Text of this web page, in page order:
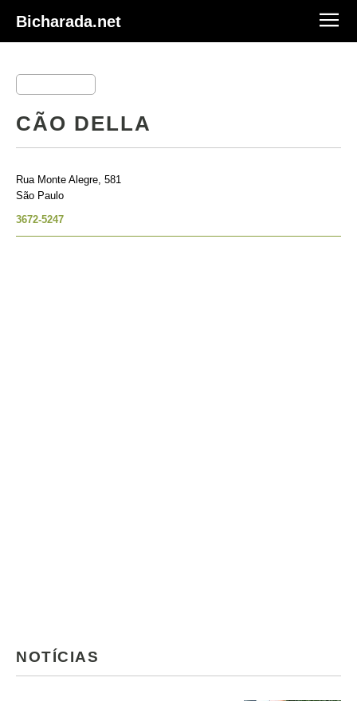
Bicharada.net
CÃO DELLA
Rua Monte Alegre, 581
São Paulo
3672-5247
NOTÍCIAS